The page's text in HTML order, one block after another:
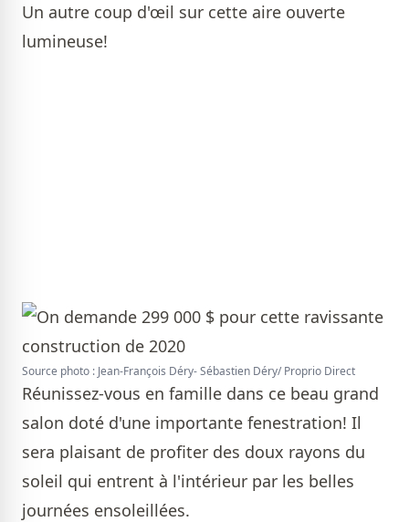
Un autre coup d'œil sur cette aire ouverte
lumineuse!
Source photo : Jean-François Déry- Sébastien Déry/ Proprio Direct
Réunissez-vous en famille dans ce beau grand
salon doté d'une importante fenestration! Il
sera plaisant de profiter des doux rayons du
soleil qui entrent à l'intérieur par les belles
journées ensoleillées.